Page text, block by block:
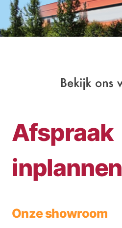
Afspraak
inplannen
Onze showroom